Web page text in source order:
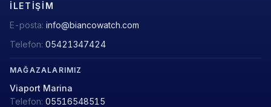
İLETIŞIM
E-posta: info@biancowatch.com
Telefon: 05421347424
MAĞAZALARIMIZ
Viaport Marina
Telefon: 05516548515